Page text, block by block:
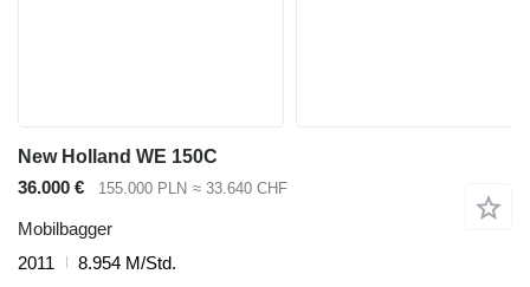
New Holland WE 150C
36.000 €
155.000 PLN ≈ 33.640 CHF
Mobilbagger
2011
8.954 M/Std.